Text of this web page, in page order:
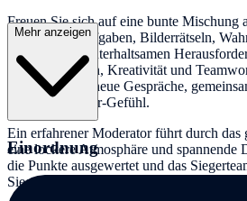
Freuen Sie sich auf eine bunte Mischung
Quiz, Schätzaufgaben, Bilderrätseln,
und weiteren unterhaltsamen
Kommunikation, Kreativität und
ganz nebenbei neue Gespräche,
ein stärkeres Wir-Gefühl.
Ein erfahrener Moderator führt durch das
eine lockere Atmosphäre und spannende
die Punkte ausgewertet und das
Siegerehrung gekürt.
Mehr anzeigen
Einordnung